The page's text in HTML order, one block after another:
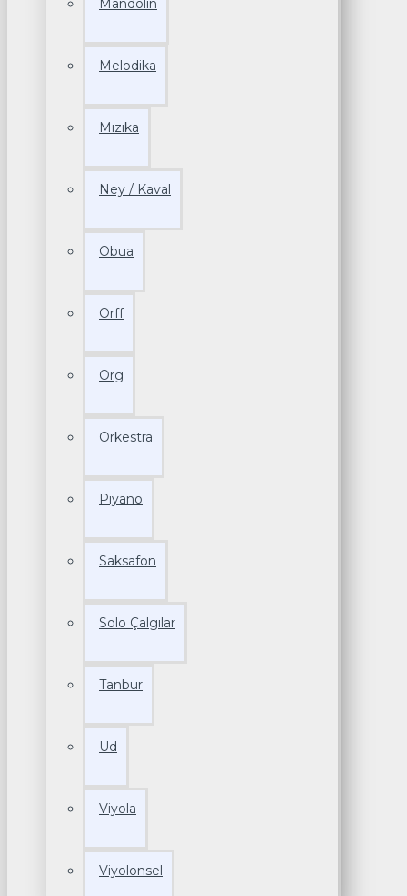
Mandolin
Melodika
Mızıka
Ney / Kaval
Obua
Orff
Org
Orkestra
Piyano
Saksafon
Solo Çalgılar
Tanbur
Ud
Viyola
Viyolonsel